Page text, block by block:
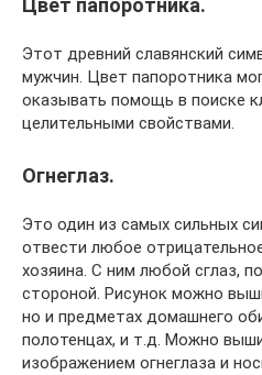
Цвет папоротника.
Этот древний славянский
мужчин. Цвет папоротника
оказывать помощь в поиске
целительными свойствами.
Огнеглаз.
Это один из самых сильных
отвести любое
хозяина. С ним любой сглаз,
стороной. Рисунок можно
но и предметах домашнего
полотенцах, и т.д. Можно
изображением огнеглаза и